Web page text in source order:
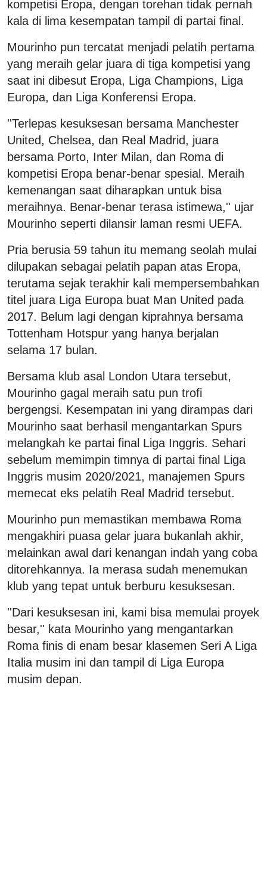
kompetisi Eropa, dengan torehan tidak pernah
kala di lima kesempatan tampil di partai final.
Mourinho pun tercatat menjadi pelatih pertama
yang meraih gelar juara di tiga kompetisi yang
saat ini dibesut Eropa, Liga Champions, Liga
Europa, dan Liga Konferensi Eropa.
''Terlepas kesuksesan bersama Manchester
United, Chelsea, dan Real Madrid, juara
bersama Porto, Inter Milan, dan Roma di
kompetisi Eropa benar-benar spesial. Meraih
kemenangan saat diharapkan untuk bisa
meraihnya. Benar-benar terasa istimewa,'' ujar
Mourinho seperti dilansir laman resmi UEFA.
Pria berusia 59 tahun itu memang seolah mulai
dilupakan sebagai pelatih papan atas Eropa,
terutama sejak terakhir kali mempersembahkan
titel juara Liga Europa buat Man United pada
2017. Belum lagi dengan kiprahnya bersama
Tottenham Hotspur yang hanya berjalan
selama 17 bulan.
Bersama klub asal London Utara tersebut,
Mourinho gagal meraih satu pun trofi
bergengsi. Kesempatan ini yang dirampas dari
Mourinho saat berhasil mengantarkan Spurs
melangkah ke partai final Liga Inggris. Sehari
sebelum memimpin timnya di partai final Liga
Inggris musim 2020/2021, manajemen Spurs
memecat eks pelatih Real Madrid tersebut.
Mourinho pun memastikan membawa Roma
mengakhiri puasa gelar juara bukanlah akhir,
melainkan awal dari kenangan indah yang coba
ditorehkannya. Ia merasa sudah menemukan
klub yang tepat untuk berburu kesuksesan.
''Dari kesuksesan ini, kami bisa memulai proyek
besar,'' kata Mourinho yang mengantarkan
Roma finis di enam besar klasemen Seri A Liga
Italia musim ini dan tampil di Liga Europa
musim depan.